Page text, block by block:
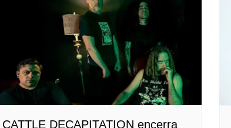
CATTLE DECAPITATION encerra